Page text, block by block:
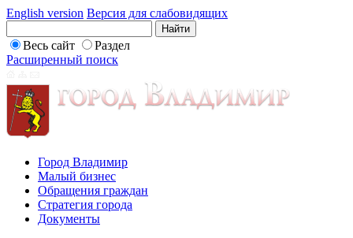
English version Версия для слабовидящих
Весь сайт
Раздел
Расширенный поиск
Город Владимир
Малый бизнес
Обращения граждан
Стратегия города
Документы